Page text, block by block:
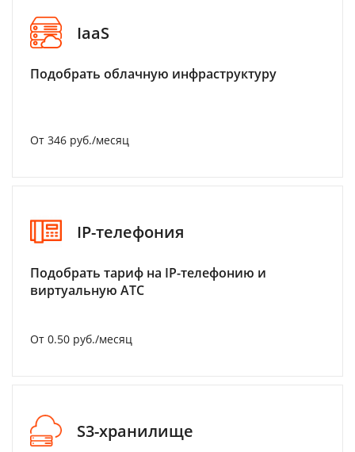
IaaS
Подобрать облачную инфраструктуру
От 346 руб./месяц
IP-телефония
Подобрать тариф на IP-телефонию и
виртуальную АТС
От 0.50 руб./месяц
S3-хранилище